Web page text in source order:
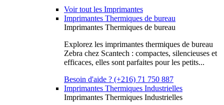
Voir tout les Imprimantes
Imprimantes Thermiques de bureau
Imprimantes Thermiques de bureau
Explorez les imprimantes thermiques de bureau
Zebra chez Scantech : compactes, silencieuses et
efficaces, elles sont parfaites pour les petits...
Besoin d'aide ? (+216) 71 750 887
Imprimantes Thermiques Industrielles
Imprimantes Thermiques Industrielles